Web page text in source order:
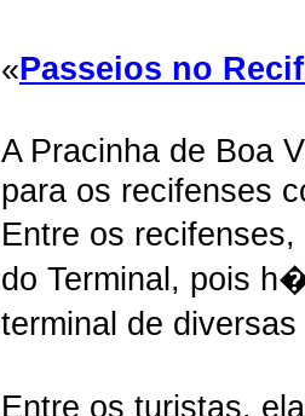
«Passeios no
A Pracinha de Boa
para os recifenses
Entre os
do Terminal, pois
terminal de
Entre os turistas,